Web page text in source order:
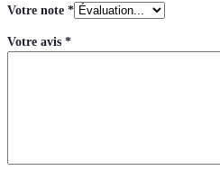
Votre note *
Votre avis *